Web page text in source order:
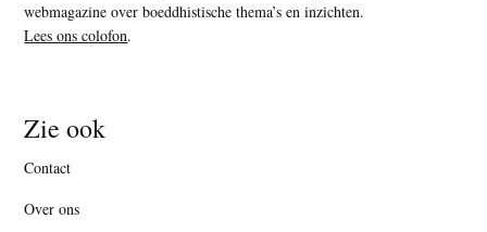
webmagazine over boeddhistische thema’s en inzichten.
Lees ons colofon.
Zie ook
Contact
Over ons